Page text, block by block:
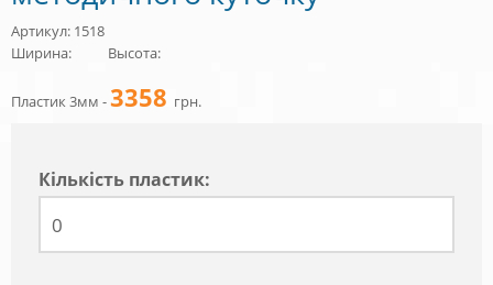
Артикул: 1518
Ширина:
Высота:
Пластик 3мм -3358 грн.
Кiлькiсть пластик: